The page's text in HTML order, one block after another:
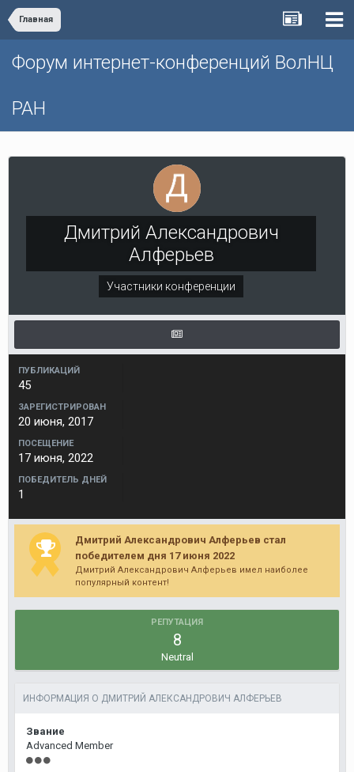
Главная
Форум интернет-конференций ВолНЦ
РАН
Дмитрий Александрович
Алферьев
Участники конференции
ПУБЛИКАЦИЙ
45
ЗАРЕГИСТРИРОВАН
20 июня, 2017
ПОСЕЩЕНИЕ
17 июня, 2022
ПОБЕДИТЕЛЬ ДНЕЙ
1
Дмитрий Александрович Алферьев стал
победителем дня 17 июня 2022
Дмитрий Александрович Алферьев имел наиболее
популярный контент!
РЕПУТАЦИЯ
8
Neutral
ИНФОРМАЦИЯ О ДМИТРИЙ АЛЕКСАНДРОВИЧ АЛФЕРЬЕВ
Звание
Advanced Member